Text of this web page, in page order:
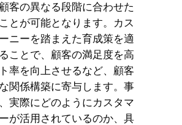
客の異なる段階に合わせた
とが可能となります。カス
ニーを踏まえた育成策を適
ことで、顧客の満足度を高
率を向上させるなど、顧客
関係構築に寄与します。事
実際にどのようにカスタマ
が活用されているのか、具